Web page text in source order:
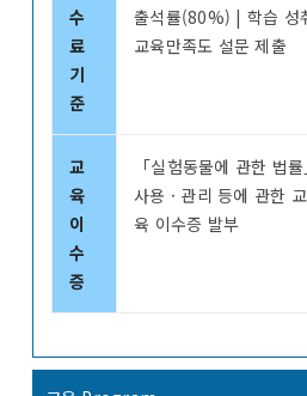
수
료
기
준
출석률(80%) | 학습 성
교육만족도 설문 제출
교
육
이
수
증
「실험동물에 관한 법
사용 · 관리 등에 관한
육 이수증 발부